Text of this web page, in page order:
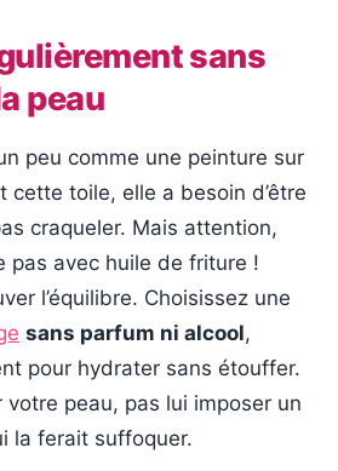
sans
peau
peu comme une peinture sur
cette toile, elle a besoin d’être
craqueler. Mais attention,
pas avec huile de friture !
l’équilibre. Choisissez une
sans parfum ni alcool,
pour hydrater sans étouffer.
votre peau, pas lui imposer un
la ferait suffoquer.